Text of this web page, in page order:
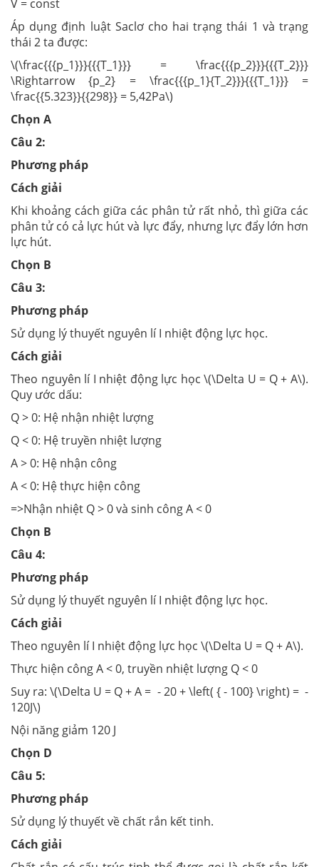
V = const
Áp dụng định luật Saclơ cho hai trạng thái 1 và trạng
thái 2 ta được:
\(\frac{{{p_1}}}{{{T_1}}} = \frac{{{p_2}}}{{{T_2}}}
\Rightarrow {p_2} = \frac{{{p_1}{T_2}}}{{{T_1}}} =
\frac{{5.323}}{{298}} = 5,42Pa\)
Chọn A
Câu 2:
Phương pháp
Cách giải
Khi khoảng cách giữa các phân tử rất nhỏ, thì giữa các
phân tử có cả lực hút và lực đẩy, nhưng lực đẩy lớn hơn
lực hút.
Chọn B
Câu 3:
Phương pháp
Sử dụng lý thuyết nguyên lí I nhiệt động lực học.
Cách giải
Theo nguyên lí I nhiệt động lực học \(\Delta U = Q + A\).
Quy ước dấu:
Q > 0: Hệ nhận nhiệt lượng
Q < 0: Hệ truyền nhiệt lượng
A > 0: Hệ nhận công
A < 0: Hệ thực hiện công
=>Nhận nhiệt Q > 0 và sinh công A < 0
Chọn B
Câu 4:
Phương pháp
Sử dụng lý thuyết nguyên lí I nhiệt động lực học.
Cách giải
Theo nguyên lí I nhiệt động lực học \(\Delta U = Q + A\).
Thực hiện công A < 0, truyền nhiệt lượng Q < 0
Suy ra: \(\Delta U = Q + A = - 20 + \left( { - 100} \right) = -
120J\)
Nội năng giảm 120 J
Chọn D
Câu 5:
Phương pháp
Sử dụng lý thuyết về chất rắn kết tinh.
Cách giải